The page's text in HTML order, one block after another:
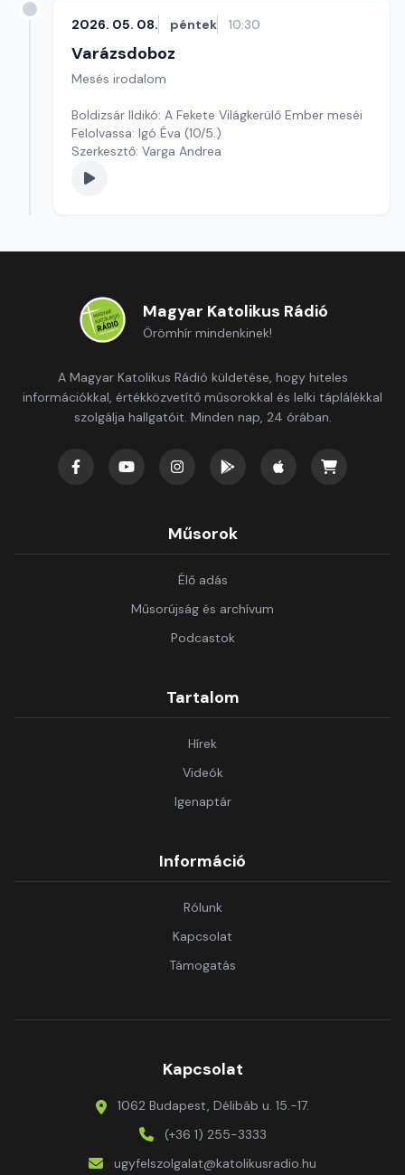
2026. 05. 08. péntek 10:30
Varázsdoboz
Mesés irodalom
Boldizsár Ildikó: A Fekete Világkerülő Ember meséi
Felolvassa: Igó Éva (10/5.)
Szerkesztő: Varga Andrea
Magyar Katolikus Rádió
Örömhír mindenkinek!
A Magyar Katolikus Rádió küldetése, hogy hiteles
információkkal, értékközvetítő műsorokkal és lelki táplálékkal
szolgálja hallgatóit. Minden nap, 24 órában.
Műsorok
Élő adás
Műsorújság és archívum
Podcastok
Tartalom
Hírek
Videók
Igenaptár
Információ
Rólunk
Kapcsolat
Támogatás
Kapcsolat
1062 Budapest, Délibáb u. 15.-17.
(+36 1) 255-3333
ugyfelszolgalat@katolikusradio.hu